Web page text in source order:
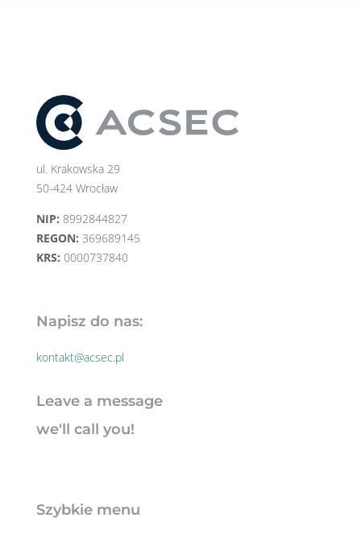
ul. Krakowska 29
50-424 Wrocław
NIP: 8992844827
REGON: 369689145
KRS: 0000737840
Napisz do nas:
kontakt@acsec.pl
Leave a message
we'll call you!
Szybkie menu